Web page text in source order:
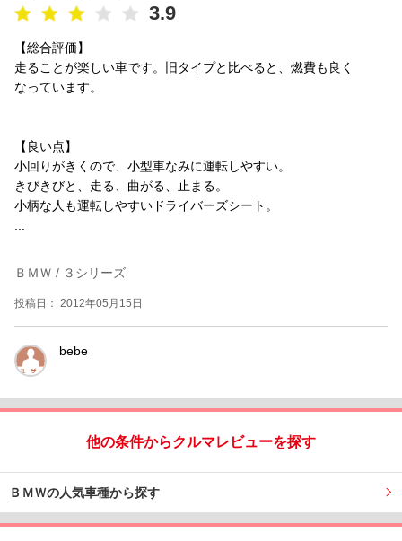
3.9
【総合評価】
走ることが楽しい車です。旧タイプと比べると、燃費も良く
なっています。
【良い点】
小回りがきくので、小型車なみに運転しやすい。
きびきびと、走る、曲がる、止まる。
小柄な人も運転しやすいドライバーズシート。
ＢＭＷ / ３シリーズ
投稿日： 2012年05月15日
bebe
他の条件からクルマレビューを探す
ＢＭＷの人気車種から探す